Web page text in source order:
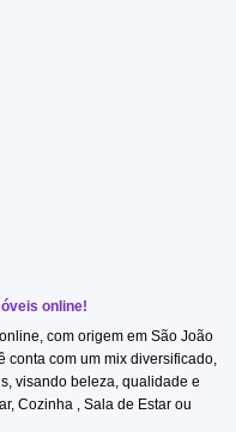
online!
com origem em São João
conta com um mix diversificado,
visando beleza, qualidade e
Cozinha , Sala de Estar ou